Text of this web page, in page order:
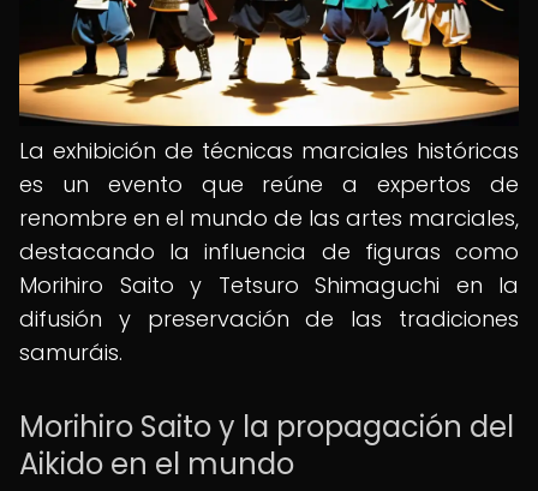
La exhibición de técnicas marciales históricas
es un evento que reúne a expertos de
renombre en el mundo de las artes marciales,
destacando la influencia de figuras como
Morihiro Saito y Tetsuro Shimaguchi en la
difusión y preservación de las tradiciones
samuráis.
Morihiro Saito y la propagación del
Aikido en el mundo